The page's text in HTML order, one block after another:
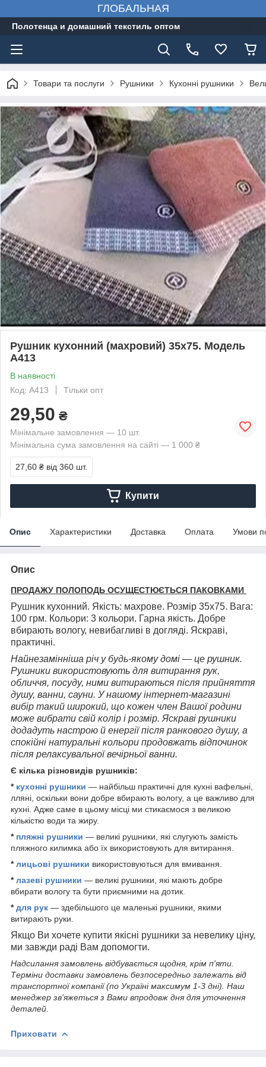
ГЛОБАЛЬНАЯ
Полотенца и домашний текстиль оптом
Товари та послуги Рушники Кухонні рушники
Рушник кухонний (махровий) 35х75. Модель
A413
В наявності
Код: A413
Тільки опт
29,50 ₴
Мінімальне замовлення — 10 шт.
Мінімальна сума замовлення на сайті — 1 000 ₴
27,60 ₴ від 360 шт.
Купити
Опис Характеристики Доставка Оплата Умови
Опис
ПРОДАЖУ ПОЛОПОДЬ ОСУЩЕСТЮЄТЬСЯ ПАКОВКАМИ
Рушник кухонний. Якість: махрове. Розмір 35х75. Вага:
100 грм. Кольори: 3 кольори. Гарна якість. Добре
вбирають вологу, невибагливі в догляді. Яскраві,
практичні.
Найнезамінніша річ у будь-якому домі — це рушник.
Рушники використовують для витирання рук,
обличчя, посуду, ними витираються після прийняття
душу, ванни, сауни. У нашому інтернет-магазині
вибір такий широкий, що кожен член Вашої родини
може вибрати свій колір і розмір. Яскраві рушники
додадуть настрою й енергії після ранкового душу, а
спокійні натуральні кольори продовжать відпочинок
після релаксувальної вечірньої ванни.
Є кілька різновидів рушників:
* кухонні рушники — найбільш практичні для кухні вафельні,
лляні, оскільки вони добре вбирають вологу, а це важливо для
кухні. Адже саме в цьому місці ми стикаємося з великою
кількістю води та жиру.
* пляжні рушники — великі рушники, які слугують замість
пляжного килимка або їх використовують для витирання.
*лицьові рушники використовуються для вмивання.
*лазеві рушники — великі рушники, які мають добре
вбирати вологу та бути приємними на дотик.
*для рук — здебільшого це маленькі рушники, якими
витирають руки.
Якщо Ви хочете купити якісні рушники за невелику ціну,
ми завжди раді Вам допомогти.
Надсилання замовлень відбувається щодня, крім п'яти
Терміни доставки замовлень безпосередньо залежать від
транспортної компанії (по Україні максимум 1-3 дні). Наш
менеджер зв'яжеться з Вами впродовж дня для уточнення
деталей.
Приховати